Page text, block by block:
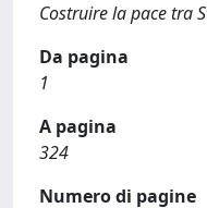
Costruire la pace tra
Da pagina
1
A pagina
324
Numero di pagine